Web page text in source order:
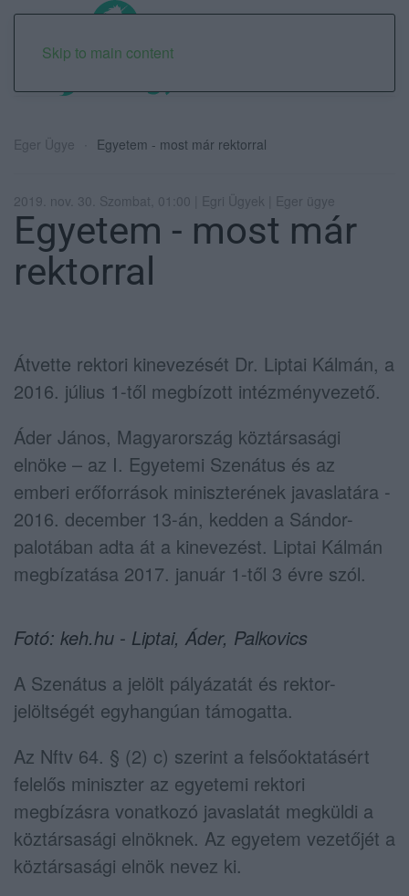
Skip to main content
Eger Ügye Egyetem - most már rektorral
2019. nov. 30. Szombat, 01:00 | Egri Ügyek | Eger ügye
Egyetem - most már
rektorral
Átvette rektori kinevezését Dr. Liptai Kálmán, a
2016. július 1-től megbízott intézményvezető.
Áder János, Magyarország köztársasági
elnöke – az I. Egyetemi Szenátus és az
emberi erőforrások miniszterének javaslatára -
2016. december 13-án, kedden a Sándor-
palotában adta át a kinevezést. Liptai Kálmán
megbízatása 2017. január 1-től 3 évre szól.
Fotó: keh.hu - Liptai, Áder, Palkovics
A Szenátus a jelölt pályázatát és rektor-
jelöltségét egyhangúan támogatta.
Az Nftv 64. § (2) c) szerint a felsőoktatásért
felelős miniszter az egyetemi rektori
megbízásra vonatkozó javaslatát megküldi a
köztársasági elnöknek. Az egyetem vezetőjét a
köztársasági elnök nevez ki.